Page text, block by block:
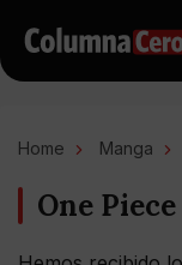
Home Manga
One